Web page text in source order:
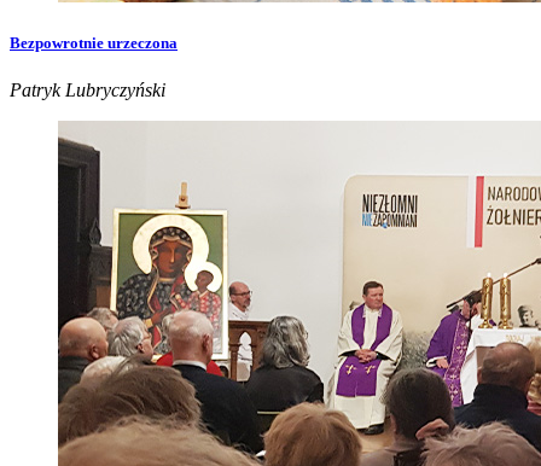
Bezpowrotnie urzeczona
Patryk Lubryczyński